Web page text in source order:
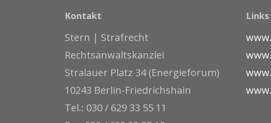
Kontakt
Stern | Strafrecht
Rechtsanwaltskanzlei
Stralauer Platz 34 (Energieforum)
10243 Berlin-Friedrichshain
Tel.: 030 / 629 33 55 11
Links